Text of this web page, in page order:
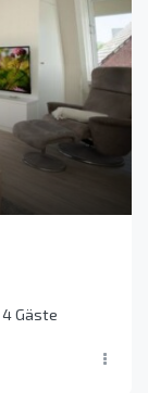
4Gäste